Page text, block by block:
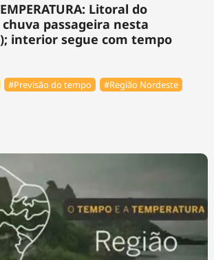
Litoral do
passageira nesta
interior segue com tempo
#Previsão do tempo
#Região Nordeste